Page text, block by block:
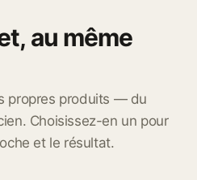
au même
propres produits — du
Choisissez-en un pour
et le résultat.